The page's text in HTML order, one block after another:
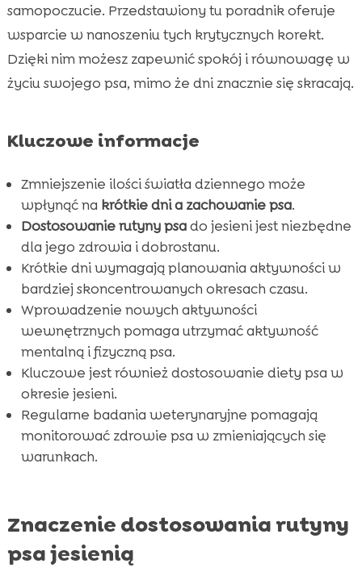
 Zmiana nawyków ćwiczeń i zabaw
 Znaczenie odpoczynku i regeneracji psa
 Wniosek
 FAQ
samopoczucie. Przedstawiony tu poradnik oferuje
wsparcie w nanoszeniu tych krytycznych korekt.
Dzięki nim możesz zapewnić spokój i równowagę w
życiu swojego psa, mimo że dni znacznie się skracają.
Kluczowe informacje
Zmniejszenie ilości światła dziennego może
wpłynąć na krótkie dni a zachowanie psa.
Dostosowanie rutyny psado jesieni jest niezbędne
dla jego zdrowia i dobrostanu.
Krótkie dni wymagają planowania aktywności w
bardziej skoncentrowanych okresach czasu.
Wprowadzenie nowych aktywności
wewnętrznych pomaga utrzymać aktywność
mentalną i fizyczną psa.
Kluczowe jest również dostosowanie diety psa w
okresie jesieni.
Regularne badania weterynaryjne pomagają
monitorować zdrowie psa w zmieniających się
warunkach.
Znaczenie dostosowania rutyny
psa jesienią